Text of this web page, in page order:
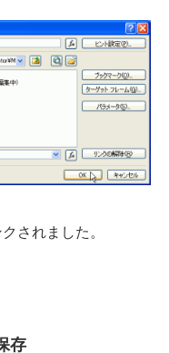
されました。
存